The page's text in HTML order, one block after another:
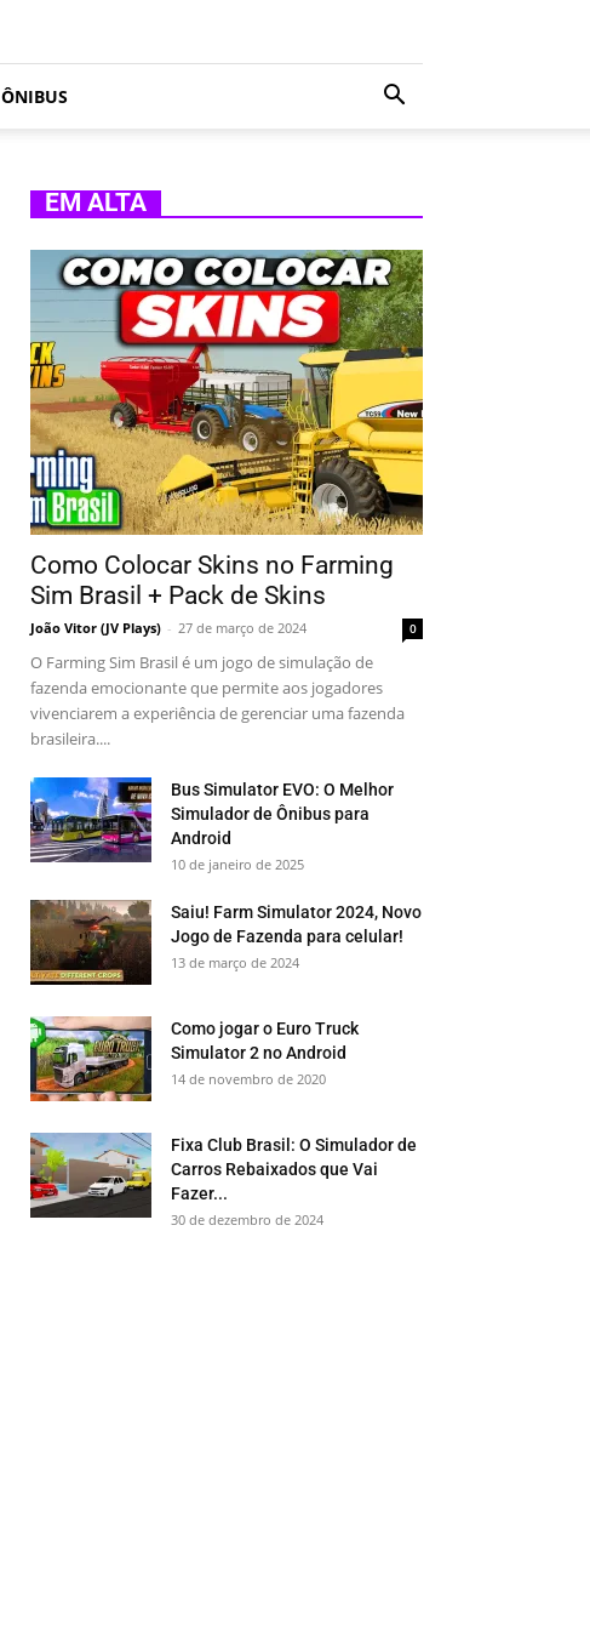
ÔNIBUS
EM ALTA
Como Colocar Skins no Farming
Sim Brasil + Pack de Skins
João Vitor (JV Plays) - 27 de março de 2024 0
O Farming Sim Brasil é um jogo de simulação de
fazenda emocionante que permite aos jogadores
vivenciarem a experiência de gerenciar uma fazenda
brasileira....
Bus Simulator EVO: O Melhor
Simulador de Ônibus para
Android
10 de janeiro de 2025
Saiu! Farm Simulator 2024, Novo
Jogo de Fazenda para celular!
13 de março de 2024
Como jogar o Euro Truck
Simulator 2 no Android
14 de novembro de 2020
Fixa Club Brasil: O Simulador de
Carros Rebaixados que Vai
Fazer...
30 de dezembro de 2024